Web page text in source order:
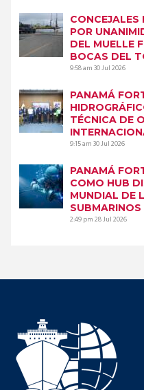
CONCEJALES
POR
DEL MUELLE
BOCAS DEL
9:58 am30 Jul 2026
PANAMÁ
TÉCNICA DE
9:15 am30 Jul 2026
PANAMÁ
COMO HUB
MUNDIAL DE
SUBMARINOS
2:49 pm28 Jul 2026